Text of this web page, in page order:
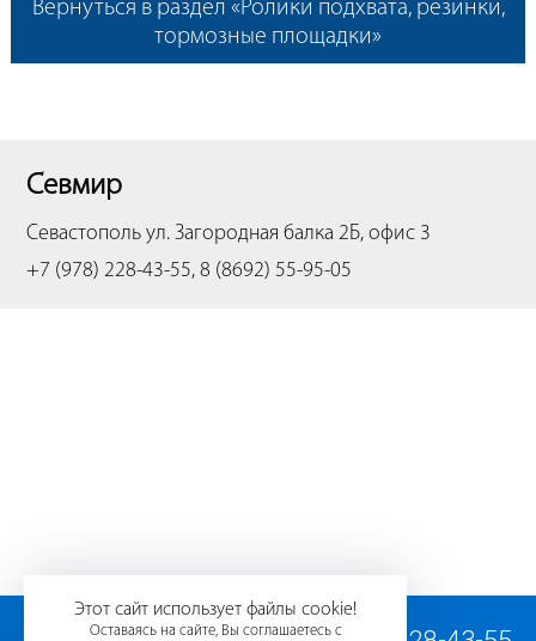
Вернуться в раздел «Ролики подхвата, резинки,
тормозные площадки»
Севмир
Севастополь ул. Загородная балка 2Б, офис 3
+7 (978) 228-43-55, 8 (8692) 55-95-05
Этот сайт использует файлы cookie!
Оставаясь на сайте, Вы соглашаетесь с